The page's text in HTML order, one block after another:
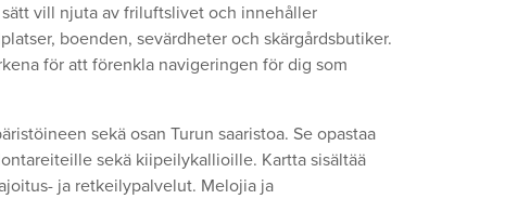
vill njuta av friluftslivet och inne­­håller
boenden, sevärdheter och skärgårdsbutiker.
för att ­förenkla ­navigeringen för dig som
sekä osan Turun saaristoa. Se opastaa
sekä kiipeilykallioille.­ Kartta sisältää
ja retkeilypalvelut. Melojia ja